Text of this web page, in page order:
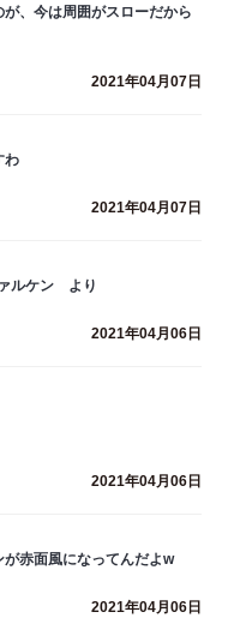
、今は周囲がスローだから
2021年04月07日
わ
2021年04月07日
ルケン より
2021年04月06日
2021年04月06日
赤面風になってんだよw
2021年04月06日